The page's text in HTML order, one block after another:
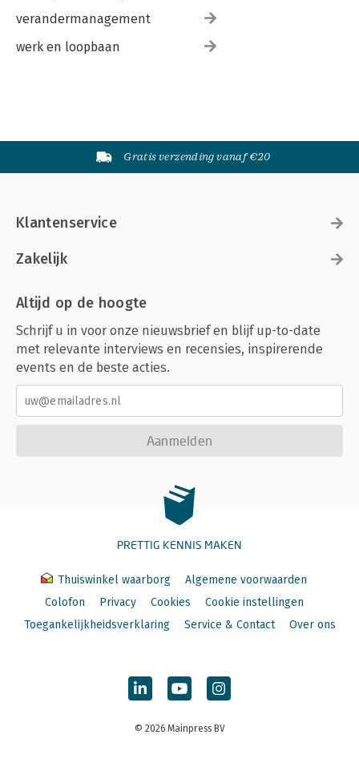
verandermanagement
werk en loopbaan
Gratis verzending vanaf €20
Klantenservice
Zakelijk
Altijd op de hoogte
Schrijf u in voor onze nieuwsbrief en blijf up-to-date
met relevante interviews en recensies, inspirerende
events en de beste acties.
Aanmelden
PRETTIG KENNIS MAKEN
Thuiswinkel waarborg
Algemene voorwaarden
Colofon
Privacy Cookies
Cookie instellingen
Toegankelijkheidsverklaring
Service & Contact Over ons
© 2026 Mainpress BV